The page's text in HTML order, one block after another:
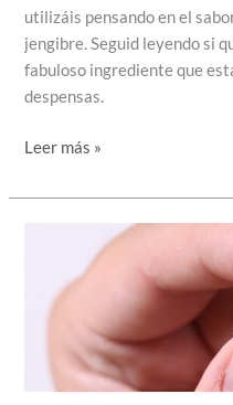
utilizáis pensando en el
jengibre. Seguid leyendo si
fabuloso ingrediente que
despensas.
Leer más »
Krill:
Beneficios
propiedades